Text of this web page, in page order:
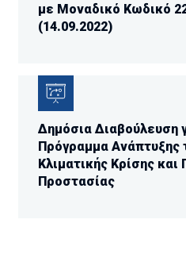
με Μοναδικό Κωδικό
(14.09.2022)
Δημόσια Διαβούλευση
Πρόγραμμα Ανάπτυξης
Κλιματικής Κρίσης και
Προστασίας